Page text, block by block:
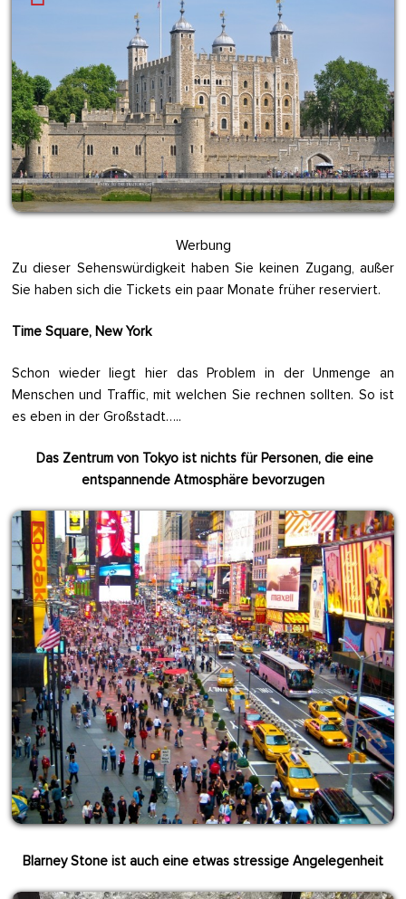
Werbung
Zu dieser Sehenswürdigkeit haben Sie keinen Zugang, außer
Sie haben sich die Tickets ein paar Monate früher reserviert.
Time Square, New York
Schon wieder liegt hier das Problem in der Unmenge an
Menschen und Traffic, mit welchen Sie rechnen sollten. So ist
es eben in der Großstadt…..
Das Zentrum von Tokyo ist nichts für Personen, die eine
entspannende Atmosphäre bevorzugen
Blarney Stone ist auch eine etwas stressige Angelegenheit